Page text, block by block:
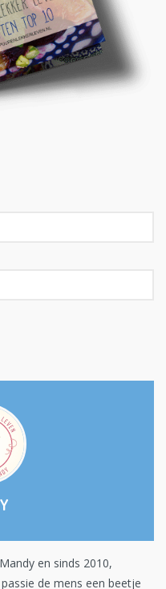
en sinds 2010,
de mens een beetje